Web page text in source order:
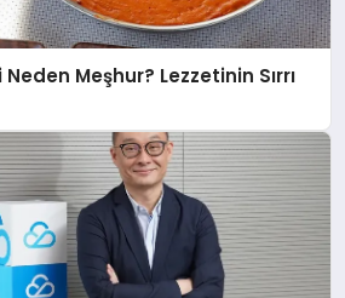
Meşhur? Lezzetinin Sırrı